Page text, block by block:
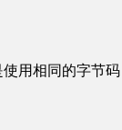
用相同的字节